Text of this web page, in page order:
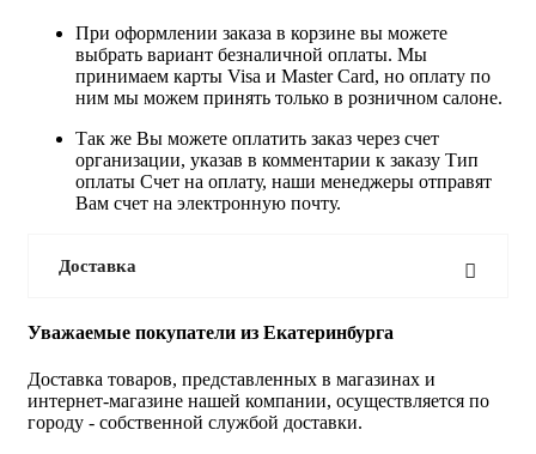
При оформлении заказа в корзине вы можете
выбрать вариант безналичной оплаты. Мы
принимаем карты Visa и Master Card, но оплату по
ним мы можем принять только в розничном салоне.
Так же Вы можете оплатить заказ через счет
организации, указав в комментарии к заказу Тип
оплаты Счет на оплату, наши менеджеры отправят
Вам счет на электронную почту.
Доставка
Уважаемые покупатели из Екатеринбурга
Доставка товаров, представленных в магазинах и
интернет-магазине нашей компании, осуществляется по
городу - собственной службой доставки.